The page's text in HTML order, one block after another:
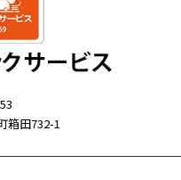
箱田732-1